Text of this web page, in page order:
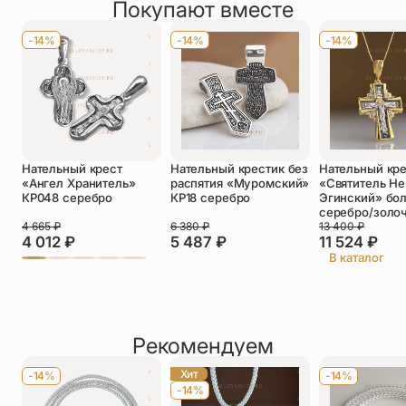
Оставить отзыв
Телефон
Отзыв*
Прикрепить фото
Покупают вместе
-14%
Нательный крест
«Ангел Хранитель»
КР048 серебро
4 012 ₽
4 665₽
-14%
Нательный крестик без
распятия «Муромский»
КР18 серебро
5 487 ₽
6 380₽
-14%
Нательный
«Святитель
Эгинский»
серебро/
11 524 ₽
13 400₽
В каталог
Рекомендуем
-14%
Хит
-14%
-14%